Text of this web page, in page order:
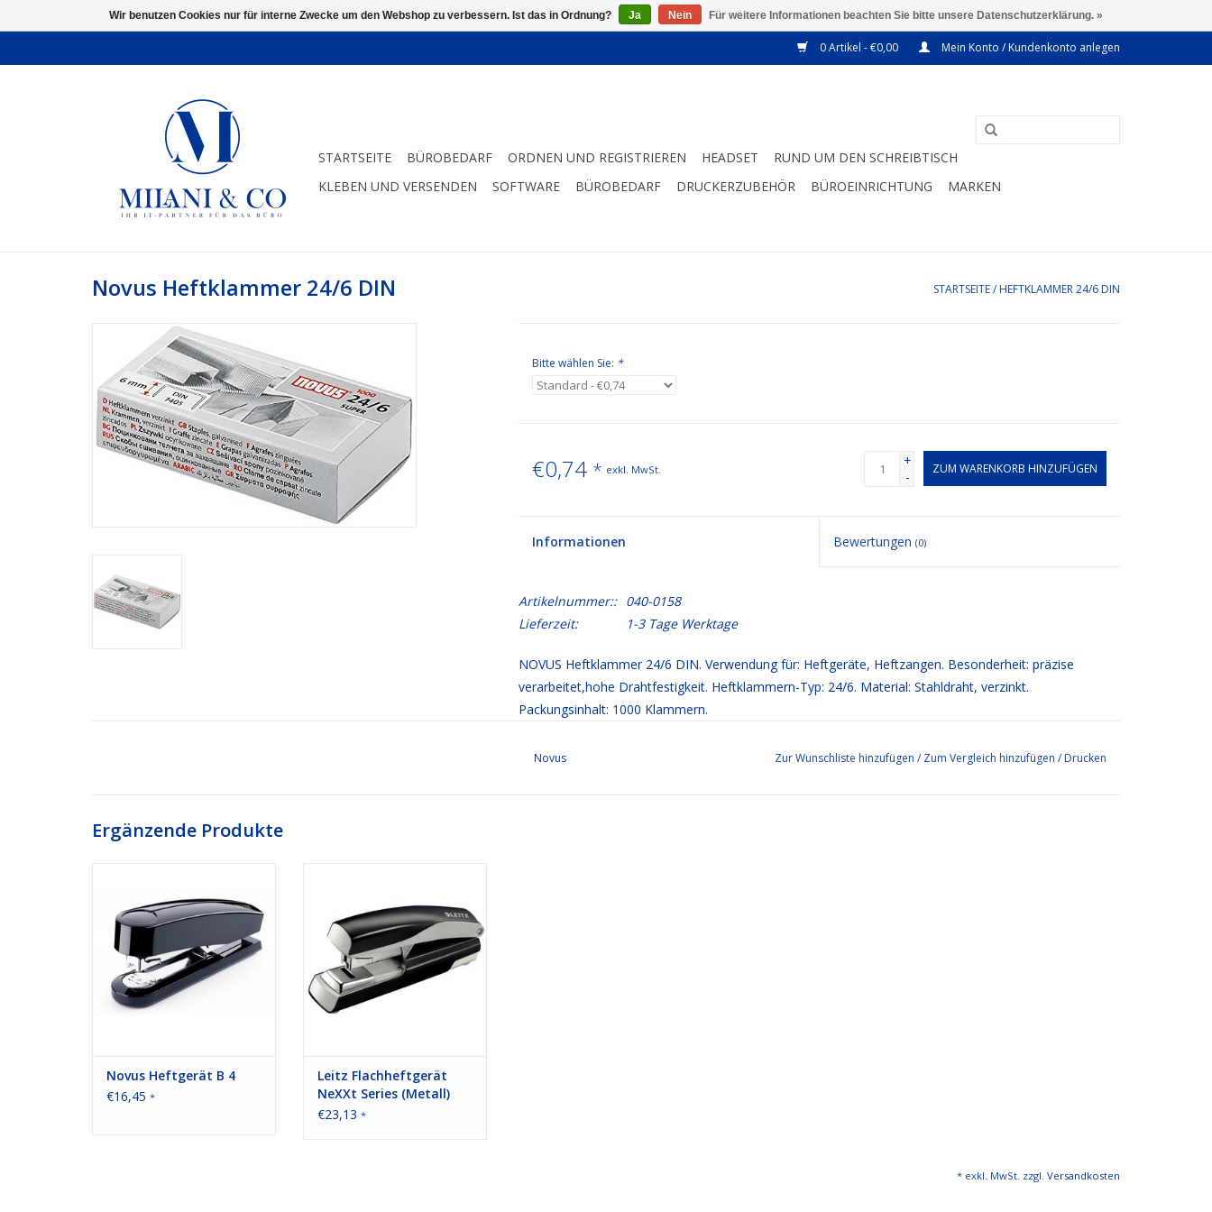
0 Artikel - €0,00 Mein Konto / Kundenkonto anlegen
STARTSEITE BÜROBEDARF ORDNEN UND REGISTRIEREN HEADSET
RUND UM DEN SCHREIBTISCH
KLEBEN UND VERSENDEN
SOFTWARE BÜROBEDARF DRUCKERZUBEHÖR BÜROEINRICHTUNG MARKEN
Novus Heftklammer 24/6 DIN STARTSEITE/ HEFTKLAMMER 24/6 DIN
Bitte wählen Sie: *
€0,74 * exkl. MwSt.
+
-
ZUM WARENKORB HINZUFÜGEN
Informationen Bewertungen(0)
Artikelnummer::
040-0158
Lieferzeit:
1-3 Tage Werktage
NOVUS Heftklammer 24/6 DIN. Verwendung für: Heftgeräte, Heftzangen. Besonderheit: präzise
verarbeitet,hohe Drahtfestigkeit. Heftklammern-Typ: 24/6. Material: Stahldraht, verzinkt.
Packungsinhalt: 1000 Klammern.
Novus Zur Wunschliste hinzufügen / Zum Vergleich hinzufügen / Drucken
Ergänzende Produkte
ZUM WARENKORB HINZUFÜGEN
Novus Heftgerät B 4
€16,45 *
ZUM WARENKORB HINZUFÜGEN
Leitz Flachheftgerät
NeXXt Series (Metall)
€23,13 *
* exkl. MwSt. zzgl. Versandkosten
Wir benutzen Cookies nur für interne Zwecke um den Webshop zu verbessern. Ist das in Ordnung? Ja Nein Für weitere Informationen beachten Sie bitte unsere Datenschutzerklärung. »